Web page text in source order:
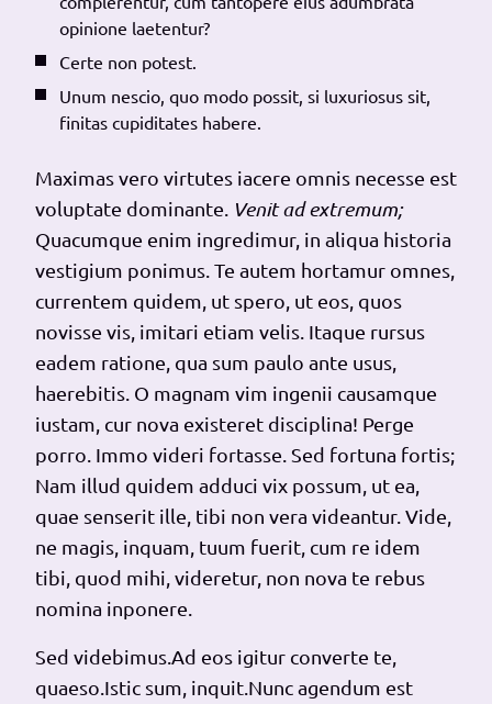
opinione laetentur?
Certe non potest.
Unum nescio, quo modo possit, si luxuriosus sit,
finitas cupiditates habere.
Maximas vero virtutes iacere omnis necesse est
voluptate dominante. Venit ad extremum;
Quacumque enim ingredimur, in aliqua historia
vestigium ponimus. Te autem hortamur omnes,
currentem quidem, ut spero, ut eos, quos
novisse vis, imitari etiam velis. Itaque rursus
eadem ratione, qua sum paulo ante usus,
haerebitis. O magnam vim ingenii causamque
iustam, cur nova existeret disciplina! Perge
porro. Immo videri fortasse. Sed fortuna fortis;
Nam illud quidem adduci vix possum, ut ea,
quae senserit ille, tibi non vera videantur. Vide,
ne magis, inquam, tuum fuerit, cum re idem
tibi, quod mihi, videretur, non nova te rebus
nomina inponere.
Sed videbimus.Ad eos igitur converte te,
quaeso.Istic sum, inquit.Nunc agendum est